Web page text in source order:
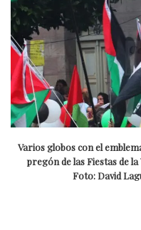
Varios globos con el
pregón de las Fiestas de
Foto: David